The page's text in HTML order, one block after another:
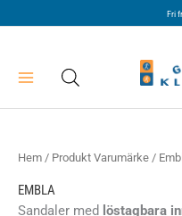
Fri
Hem / Produkt Varumärke /
EMBLA
Sandaler med löstagbara